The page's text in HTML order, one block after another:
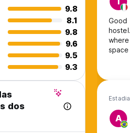
9.8
8.1
9.8
9.6
9.5
9.3
dos
Good
A